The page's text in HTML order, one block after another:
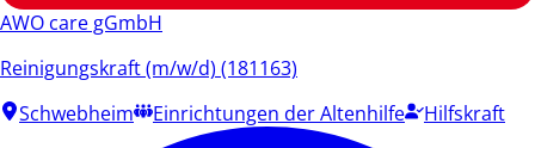
AWO care gGmbH
Reinigungskraft (m/w/d) (181163)
Schwebheim
Einrichtungen der Altenhilfe Hilfskraft